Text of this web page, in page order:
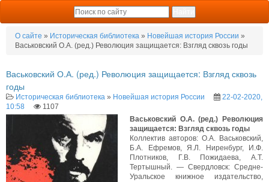
О сайте » Историческая библиотека » Новейшая история России »
Васьковский О.А. (ред.) Революция защищается: Взгляд сквозь годы
Васьковский О.А. (ред.) Революция защищается: Взгляд сквозь
годы
Историческая библиотека » Новейшая история России
22-02-2020,
10:58
1107
Васьковский О.А. (ред.) Революция
защищается: Взгляд сквозь годы
Коллектив авторов: О.А. Васьковский,
Б.А. Ефремов, Я.Л. Ниренбург, И.Ф.
Плотников, Г.В. Пожидаева, А.Т.
Тертышный. — Свердловск: Средне-
Уральское книжное издательство,